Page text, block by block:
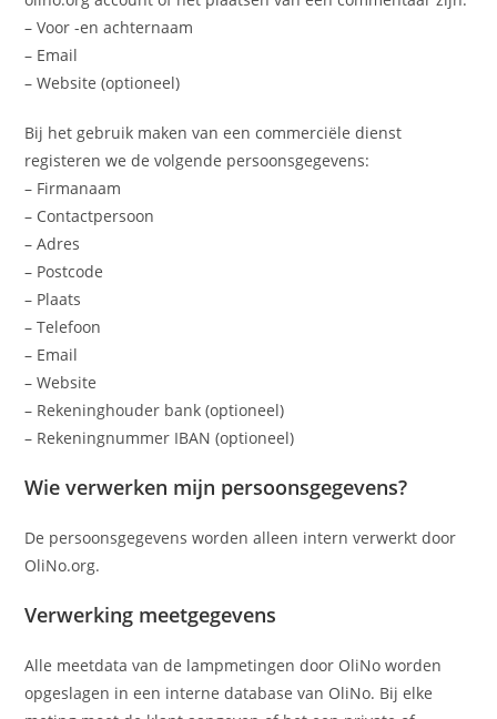
– Voor -en achternaam
– Email
– Website (optioneel)
Bij het gebruik maken van een commerciële dienst
registeren we de volgende persoonsgegevens:
– Firmanaam
– Contactpersoon
– Adres
– Postcode
– Plaats
– Telefoon
– Email
– Website
– Rekeninghouder bank (optioneel)
– Rekeningnummer IBAN (optioneel)
Wie verwerken mijn persoonsgegevens?
De persoonsgegevens worden alleen intern verwerkt door
OliNo.org.
Verwerking meetgegevens
Alle meetdata van de lampmetingen door OliNo worden
opgeslagen in een interne database van OliNo. Bij elke